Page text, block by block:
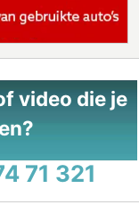
video die je
71 321